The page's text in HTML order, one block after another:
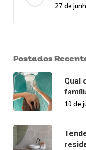
27 de
Postados
Qual
10 de